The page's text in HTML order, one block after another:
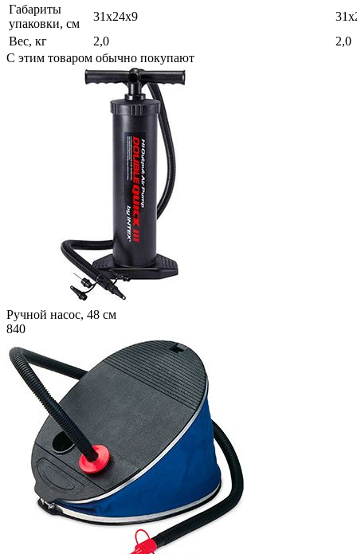
Габариты
упаковки, см
31х24х9
Вес, кг
2,0
2,0
С этим товаром обычно покупают
Ручной насос, 48 см
840